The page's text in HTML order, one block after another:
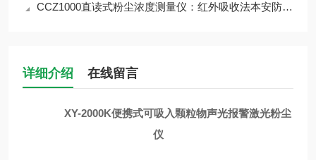
CCZ1000直读式粉尘浓度测量仪：红外吸收法本安防爆设计
详细介绍 在线留言
XY-2000K便携式可吸入颗粒物声光报警激光粉尘
仪